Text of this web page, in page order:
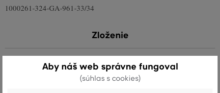
1000261-324-GA-961-33/34
Zloženie
podšívka vreckaAby náš web správne fungoval
(súhlas s cookies)